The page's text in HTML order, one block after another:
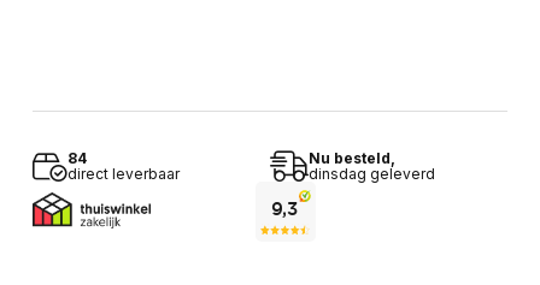
84
direct leverbaar
Nu besteld,
dinsdag geleverd